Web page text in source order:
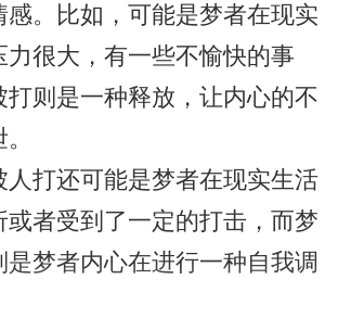
感。比如，可能是梦者在现实
力很大，有一些不愉快的事
打则是一种释放，让内心的不
人打还可能是梦者在现实生活
或者受到了一定的打击，而梦
梦者内心在进行一种自我调